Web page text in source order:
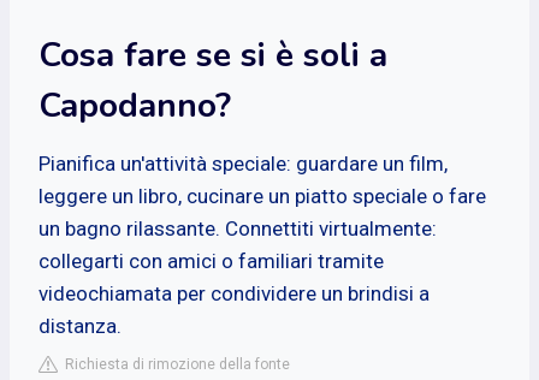
Cosa fare se si è soli a
Capodanno?
Pianifica un'attività speciale: guardare un film,
leggere un libro, cucinare un piatto speciale o fare
un bagno rilassante. Connettiti virtualmente:
collegarti con amici o familiari tramite
videochiamata per condividere un brindisi a
distanza.
Richiesta di rimozione della fonte